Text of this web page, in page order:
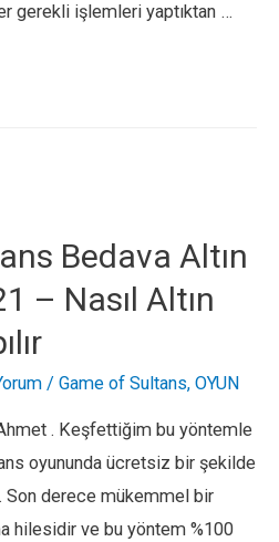
gerekli işlemleri yaptıktan …
Bedava Altın
– Nasıl Altın
/ Game of Sultans, OYUN
. Keşfettiğim bu yöntemle
oyununda ücretsiz bir şekilde
Son derece mükemmel bir
hilesidir ve bu yöntem %100